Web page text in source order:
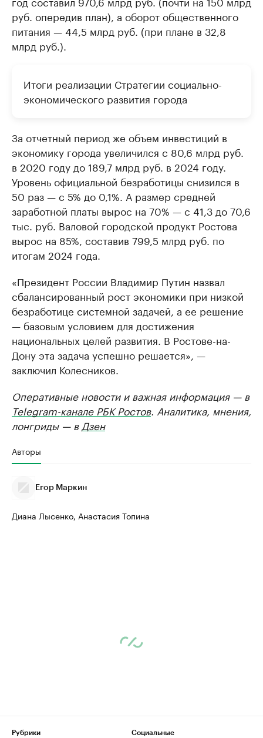
руб. опередив план), а оборот общественного
питания — 44,5 млрд руб. (при плане в 32,8
млрд руб.).
Итоги реализации Стратегии социально-
экономического развития города
За отчетный период же объем инвестиций в
экономику города увеличился с 80,6 млрд руб.
в 2020 году до 189,7 млрд руб. в 2024 году.
Уровень официальной безработицы снизился в
50 раз — с 5% до 0,1%. А размер средней
заработной платы вырос на 70% — с 41,3 до 70,6
тыс. руб. Валовой городской продукт Ростова
вырос на 85%, составив 799,5 млрд руб. по
итогам 2024 года.
«Президент России Владимир Путин назвал
сбалансированный рост экономики при низкой
безработице системной задачей, а ее решение
— базовым условием для достижения
национальных целей развития. В Ростове-на-
Дону эта задача успешно решается», —
заключил Колесников.
Оперативные новости и важная информация — в
Telegram-канале РБК Ростов. Аналитика, мнения,
лонгриды — вДзен
Авторы
Егор Маркин
Диана Лысенко, Анастасия Топина
Рубрики
Социальные